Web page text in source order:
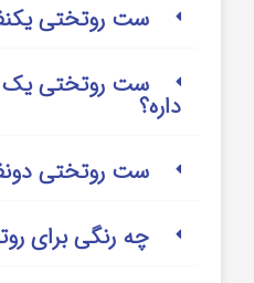
ست روتختی
ست روتختی یک
داره؟
ست روتختی
چه رنگی برای